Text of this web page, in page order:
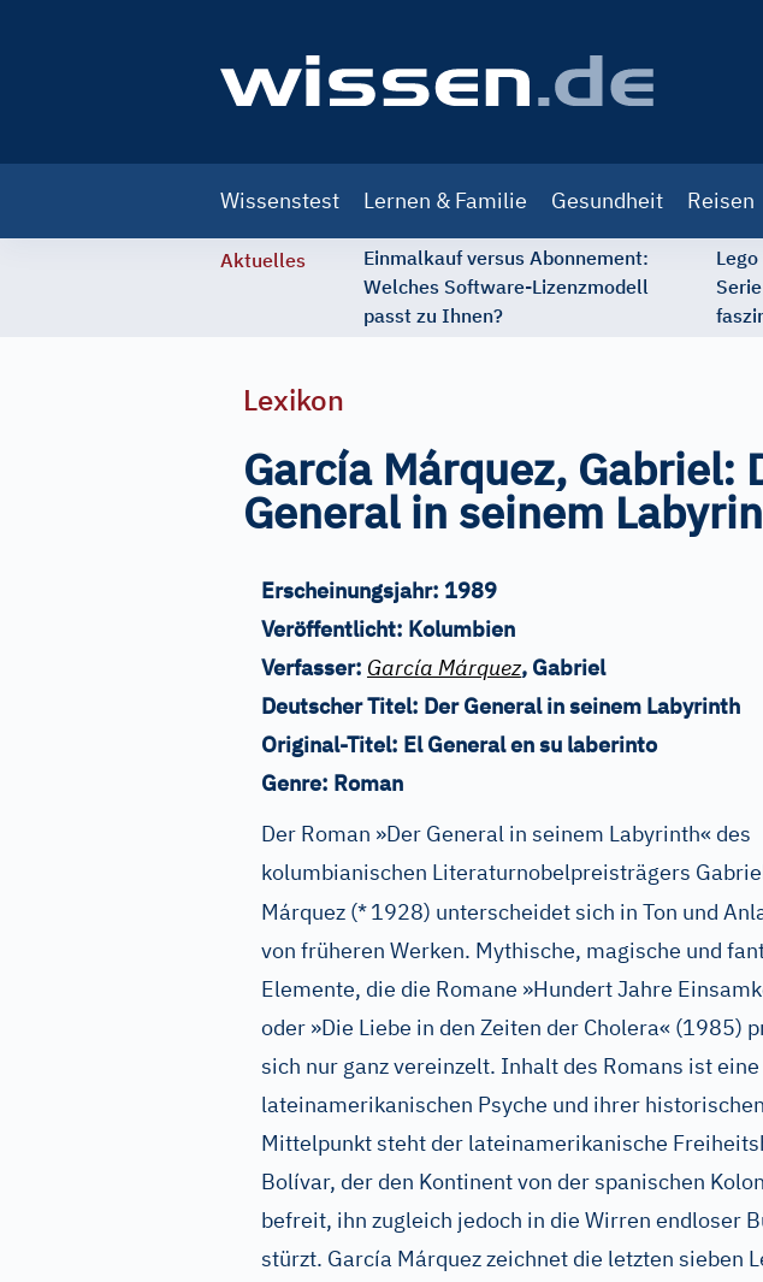
navigation
Wissenstest Lernen & Familie Gesundheit Reisen
Aktuelles
Einmalkauf versus Abonnement:
Welches Software-Lizenzmodell
passt zu Ihnen?
Lexikon
García Márquez, Gabriel:
General in seinem
Erscheinungsjahr: 1989
Veröffentlicht: Kolumbien
Verfasser: García Márquez, Gabriel
Deutscher Titel: Der General in seinem Labyrinth
Original-Titel: El General en su laberinto
Genre: Roman
Der Roman »Der General in seinem Labyrinth« des
kolumbianischen Literaturnobelpreisträgers
Márquez (*1928) unterscheidet sich in Ton und
von früheren Werken. Mythische, magische und
Elemente, die die Romane »Hundert Jahre
oder »Die Liebe in den Zeiten der Cholera« (1985)
sich nur ganz vereinzelt. Inhalt des Romans ist
lateinamerikanischen Psyche und ihrer
Mittelpunkt steht der lateinamerikanische
Bolívar, der den Kontinent von der spanischen
befreit, ihn zugleich jedoch in die Wirren endloser
stürzt. García Márquez zeichnet die letzten sieben